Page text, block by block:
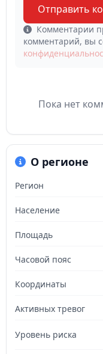
Отправить
Комментарии
комментарий, вы
Пока нет
О регионе
Регион
Население
Площадь
Часовой пояс
Координаты
Активных тревог
Уровень риска